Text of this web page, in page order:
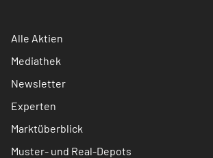
Alle Aktien
Mediathek
Newsletter
Experten
Marktüberblick
Muster- und Real-Depots